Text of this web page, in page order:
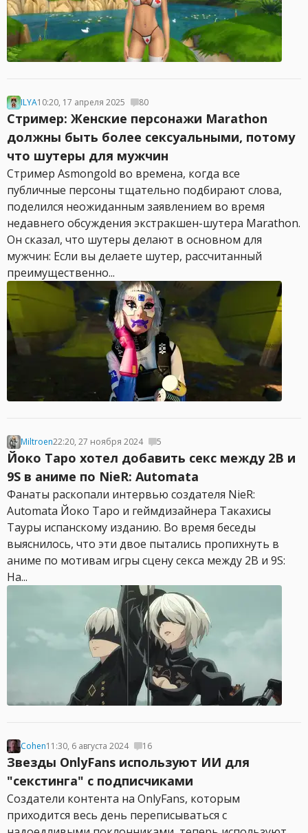
ILYA10:20, 17 апреля 2025 80
Стример: Женские персонажи Marathon
должны быть более сексуальными, потому
что шутеры для мужчин
Стример Asmongold во времена, когда все
публичные персоны тщательно подбирают слова,
поделился неожиданным заявлением во время
недавнего обсуждения экстракшен-шутера Marathon.
Он сказал, что шутеры делают в основном для
мужчин: Если вы делаете шутер, рассчитанный
преимущественно...
Miltroen22:20, 27 ноября 2024 5
Йоко Таро хотел добавить секс между 2B и
9S в аниме по NieR: Automata
Фанаты раскопали интервью создателя NieR:
Automata Йоко Таро и геймдизайнера Такахисы
Тауры испанскому изданию. Во время беседы
выяснилось, что эти двое пытались пропихнуть в
аниме по мотивам игры сцену секса между 2B и 9S:
На...
Cohen11:30, 6 августа 2024 16
Звезды OnlyFans используют ИИ для
"секстинга" с подписчиками
Создатели контента на OnlyFans, которым
приходится весь день переписываться с